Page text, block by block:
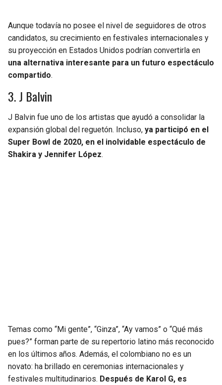
Aunque todavía no posee el nivel de seguidores de otros
candidatos, su crecimiento en festivales internacionales y
su proyección en Estados Unidos podrían convertirla en
una alternativa interesante para un futuro espectáculo
compartido.
3. J Balvin
J Balvin fue uno de los artistas que ayudó a consolidar la
expansión global del reguetón. Incluso, ya participó en el
Super Bowl de 2020, en el inolvidable espectáculo de
Shakira y Jennifer López.
Temas como “Mi gente”, “Ginza”, “Ay vamos” o “Qué más
pues?” forman parte de su repertorio latino más reconocido
en los últimos años. Además, el colombiano no es un
novato: ha brillado en ceremonias internacionales y
festivales multitudinarios. Después de Karol G, es